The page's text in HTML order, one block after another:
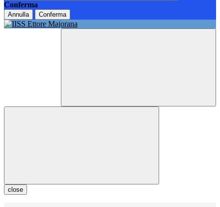
Conferma
Annulla Conferma
close